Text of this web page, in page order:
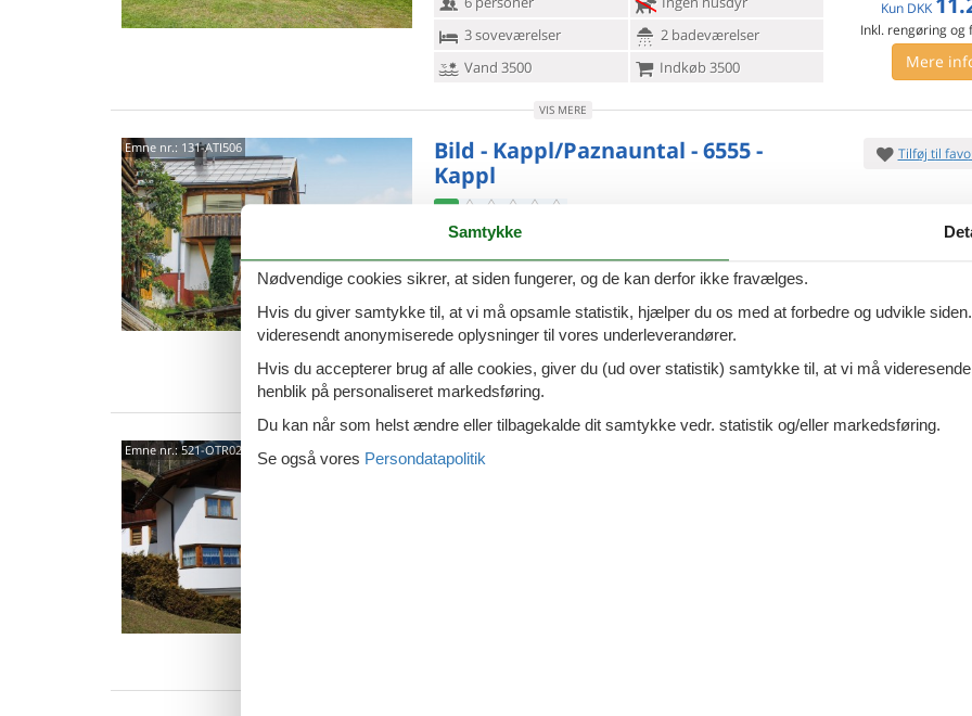
3 soveværelser
2 badeværelser
Vand 3500
Indkøb 3500
Kun DKK
Inkl. rengøring og
Mere
VIS MERE
Emne nr.: 131-ATI506
Bild - Kappl/Paznauntal - 6555 -
Kappl
4,3
Dette charmerende sommerhus er beliggende roligt, men
alligevel centralt ilandsbyen Kappl i Paznautal. Det rummer
en kakkelovn samt seks soveværelser. Fra det
12 personer
2 husdyr
6 soveværelser
6 badeværelser
Vand 6000
Indkøb 100
Tilføj til
KunDKK
Mere
Emne nr.:521-OTR02513-DYA 6555 - Kappl
Samtykke
Nødvendige cookies sikrer, at siden fungerer, og de kan derfor ikke fravælges.
Hvis du giver samtykke til, at vi må opsamle statistik, hjælper du os med at forbedre og udvikle
videresendt anonymiserede oplysninger til vores underleverandører.
Hvis du accepterer brug af alle cookies, giver du (ud over statistik) samtykke til, at vi må
henblik på personaliseret markedsføring.
Du kan når som helst ændre eller tilbagekalde dit samtykke vedr. statistik og/eller markedsføring.
Se også vores Persondatapolitik